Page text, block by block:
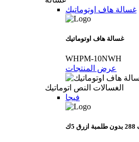
غسالة ھاف اوتوماتيك
غسالة ھاف اوتوماتيك
WHPM-10NWH
عرض المنتجات
الغسالات النص اتوماتيك
فيجا